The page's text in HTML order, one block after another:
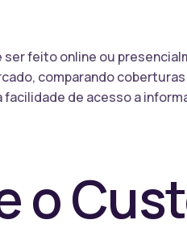
feito online ou
comparando
de acesso a
o